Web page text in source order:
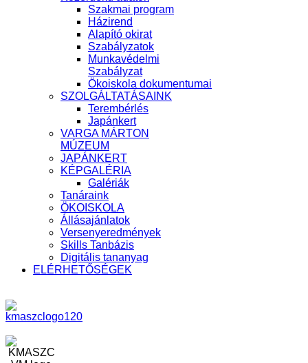
Szakmai program
Házirend
Alapító okirat
Szabályzatok
Munkavédelmi
Szabályzat
Ökoiskola dokumentumai
SZOLGÁLTATÁSAINK
Terembérlés
Japánkert
VARGA MÁRTON
MÚZEUM
JAPÁNKERT
KÉPGALÉRIA
Galériák
Tanáraink
ÖKOISKOLA
Állásajánlatok
Versenyeredmények
Skills Tanbázis
Digitális tananyag
ELÉRHETŐSÉGEK